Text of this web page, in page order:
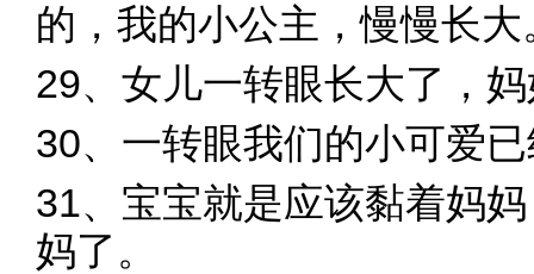
的，我的小公主，慢慢长大
29、女儿一转眼长大了，
30、一转眼我们的小可爱
31、宝宝就是应该黏着妈
妈了。